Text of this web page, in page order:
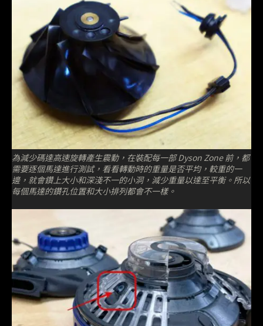
為減少碼達高速旋轉產生震動，在裝配每一部 Dyson Zone 前，都
需要逐個馬達進行測試，看看轉動時的重量是否平均，較重的一
邊，就會鑽上大小和深淺不一的小洞，減少重量以達至平衡。所以
每個馬達的鑽孔位置和大小排列都會不一樣。